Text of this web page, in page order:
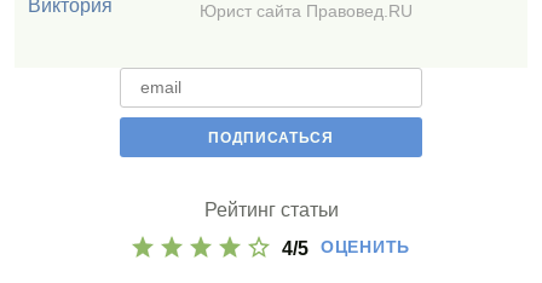
Юрист сайта Правовед.RU
Рейтинг статьи
4/5 ОЦЕНИТЬ